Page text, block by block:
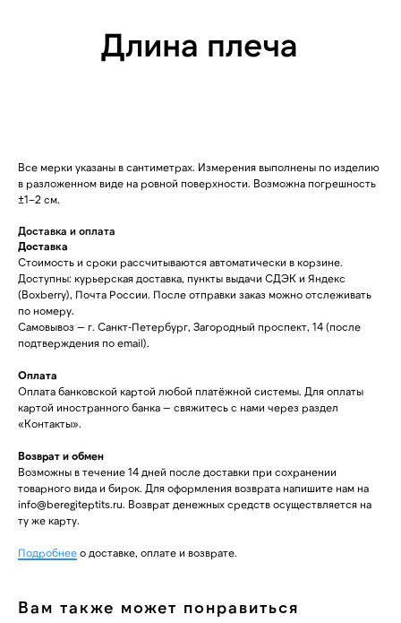
Все мерки указаны в сантиметрах. Измерения выполнены по изделию
в разложенном виде на ровной поверхности. Возможна погрешность
±1–2 см.
Доставка и оплата
Доставка
Стоимость и сроки рассчитываются автоматически в корзине.
Доступны: курьерская доставка, пункты выдачи СДЭК и Яндекс
(Boxberry), Почта России. После отправки заказ можно отслеживать
по номеру.
Самовывоз — г. Санкт-Петербург, Загородный проспект, 14 (после
подтверждения по email).
Оплата
Оплата банковской картой любой платёжной системы. Для оплаты
картой иностранного банка — свяжитесь с нами через раздел
«Контакты».
Возврат и обмен
Возможны в течение 14 дней после доставки при сохранении
товарного вида и бирок. Для оформления возврата напишите нам на
info@beregiteptits.ru. Возврат денежных средств осуществляется на
ту же карту.
Подробнее о доставке, оплате и возврате.
Вам также может понравиться